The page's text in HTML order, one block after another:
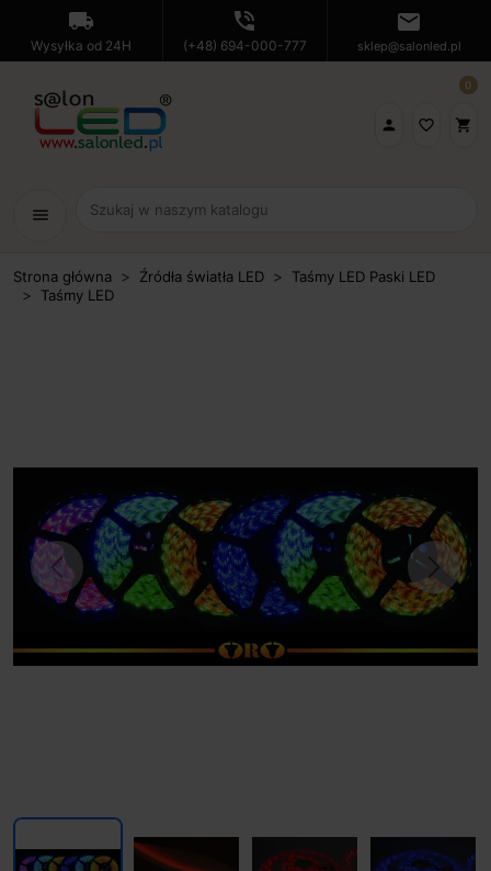
local_shipping
Wysyłka od 24H
phone_in_talk
(+48) 694-000-777
mail
sklep@salonled.pl
 favorite_border shopping_cart
0
menu
Strona główna Źródła światła LED
Taśmy LED Paski LED
Taśmy LED
Previous Next